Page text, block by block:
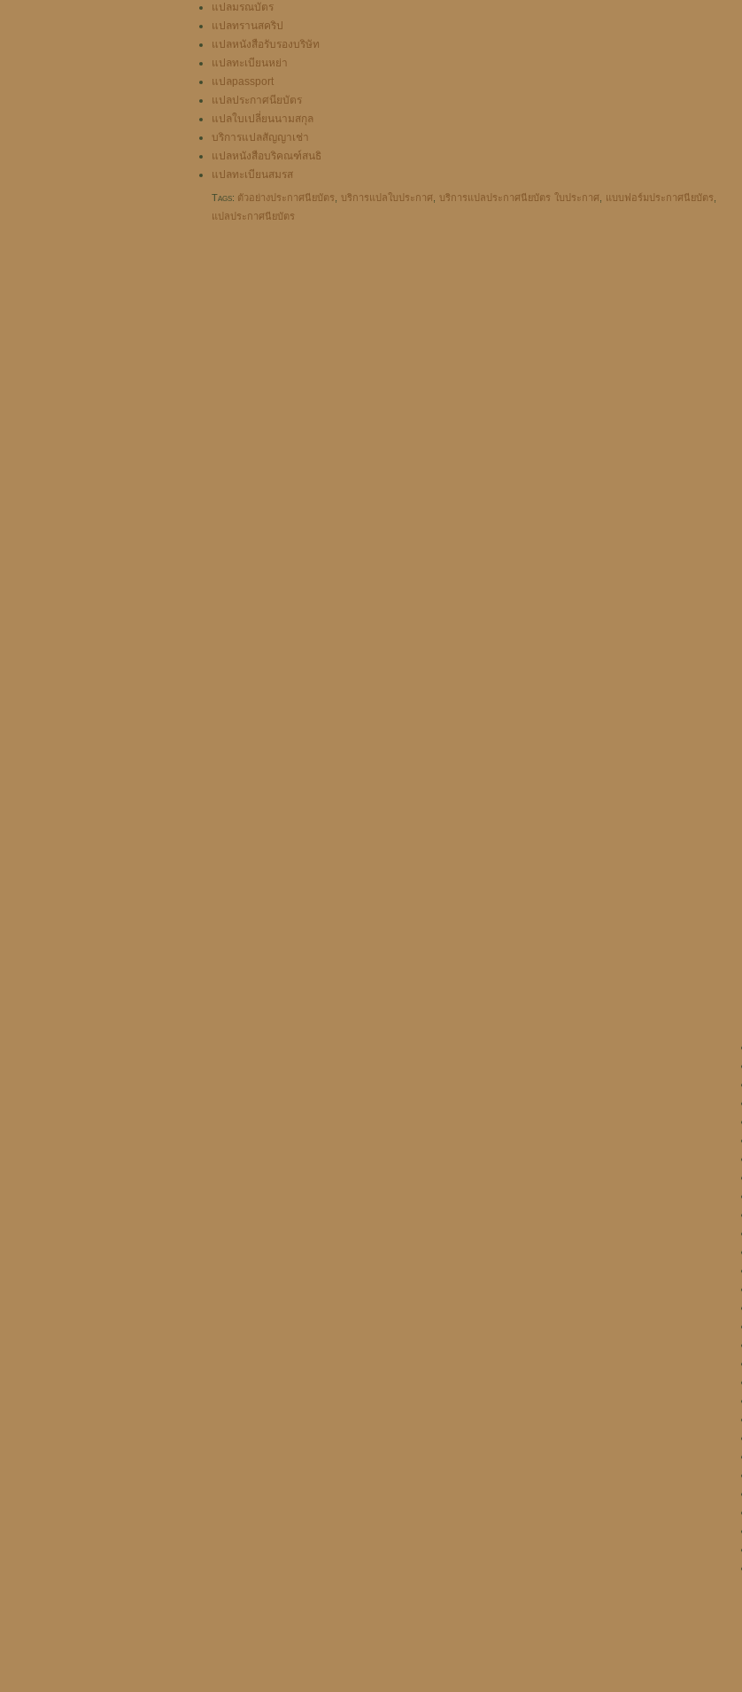
แปลมรณบัตร
แปลทรานสคริป
แปลหนังสือรับรองบริษัท
แปลทะเบียนหย่า
แปลpassport
แปลประกาศนียบัตร
แปลใบเปลี่ยนนามสกุล
บริการแปลสัญญาเช่า
แปลหนังสือบริคณฑ์สนธิ
แปลทะเบียนสมรส
Tags: ตัวอย่างประกาศนียบัตร ,บริการแปลใบประกาศ บริการแปลประกาศนียบัตร ใบประกาศ แบบฟอร์มประกาศนียบัตร
แปลประกาศนียบัตร